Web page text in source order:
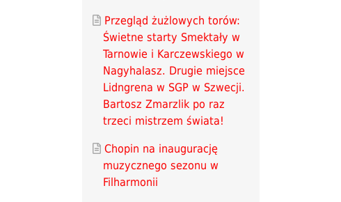
Przegląd żużlowych torów:
Świetne starty Smektały w
Tarnowie i Karczewskiego w
Nagyhalasz. Drugie miejsce
Lidngrena w SGP w Szwecji.
Bartosz Zmarzlik po raz
trzeci mistrzem świata!
Chopin na inaugurację
muzycznego sezonu w
Filharmonii